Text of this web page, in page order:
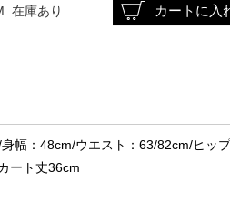
在庫あり
幅：48cm/ウエスト：63/82cm/ヒップ
ート丈36cm